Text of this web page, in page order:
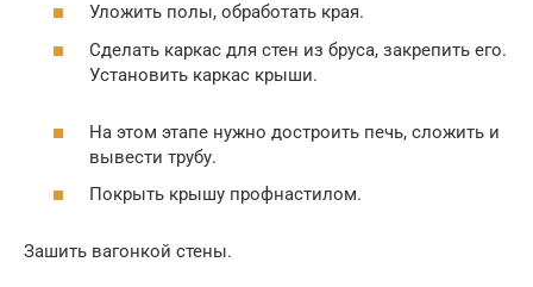
Уложить полы, обработать края.
Сделать каркас для стен из бруса, закрепить его.
Установить каркас крыши.
На этом этапе нужно достроить печь, сложить и
вывести трубу.
Покрыть крышу профнастилом.
Зашить вагонкой стены.